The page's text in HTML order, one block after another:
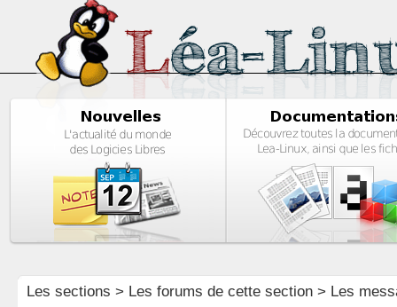
Les sections > Les forums de cette section> Les